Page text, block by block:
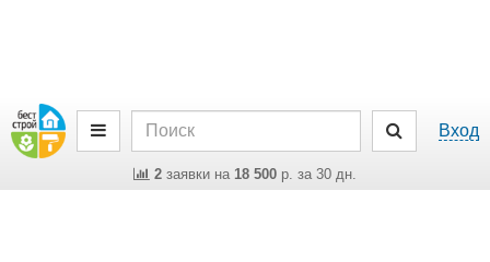
Вход
2 заявки на 18 500 р. за 30 дн.